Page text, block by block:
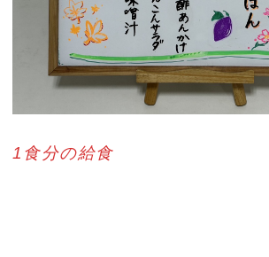
1食分の給食